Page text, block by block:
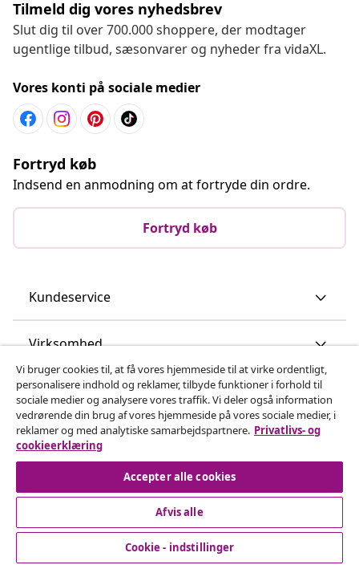
Tilmeld dig vores nyhedsbrev
Slut dig til over 700.000 shoppere, der modtager
ugentlige tilbud, sæsonvarer og nyheder fra vidaXL.
Vores konti på sociale medier
Fortryd køb
Indsend en anmodning om at fortryde din ordre.
Virksomhed
vidaXL
Vi bruger cookies til, at få vores hjemmeside til at virke ordentligt,
personalisere indhold og reklamer, tilbyde funktioner i forhold til
sociale medier og analysere vores traffik. Vi deler også information
vedrørende din brug af vores hjemmeside på vores sociale medier, i
reklamer og med analytiske samarbejdspartnere. Privatlivs- og
cookieerklæring
Accepter alle cookies
Afvis alle
Cookie - indstillinger